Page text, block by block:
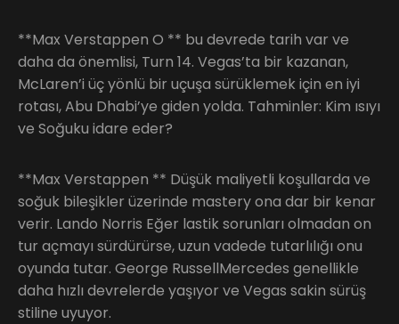
**Max Verstappen O ** bu devrede tarih var ve
daha da önemlisi, Turn 14. Vegas’ta bir kazanan,
McLaren’i üç yönlü bir uçuşa sürüklemek için en iyi
rotası, Abu Dhabi’ye giden yolda. Tahminler: Kim ısıyı
ve Soğuku idare eder?
**Max Verstappen ** Düşük maliyetli koşullarda ve
soğuk bileşikler üzerinde mastery ona dar bir kenar
verir. Lando Norris Eğer lastik sorunları olmadan on
tur açmayı sürdürürse, uzun vadede tutarlılığı onu
oyunda tutar. George RussellMercedes genellikle
daha hızlı devrelerde yaşıyor ve Vegas sakin sürüş
stiline uyuyor.